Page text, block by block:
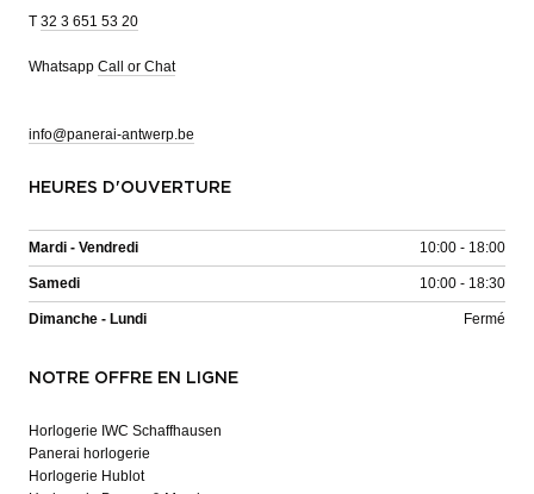
T 32 3 651 53 20
Whatsapp Call or Chat
info@panerai-antwerp.be
HEURES D'OUVERTURE
Mardi - Vendredi 10:00 - 18:00
Samedi 10:00 - 18:30
Dimanche - Lundi Fermé
NOTRE OFFRE EN LIGNE
Horlogerie IWC Schaffhausen
Panerai horlogerie
Horlogerie Hublot